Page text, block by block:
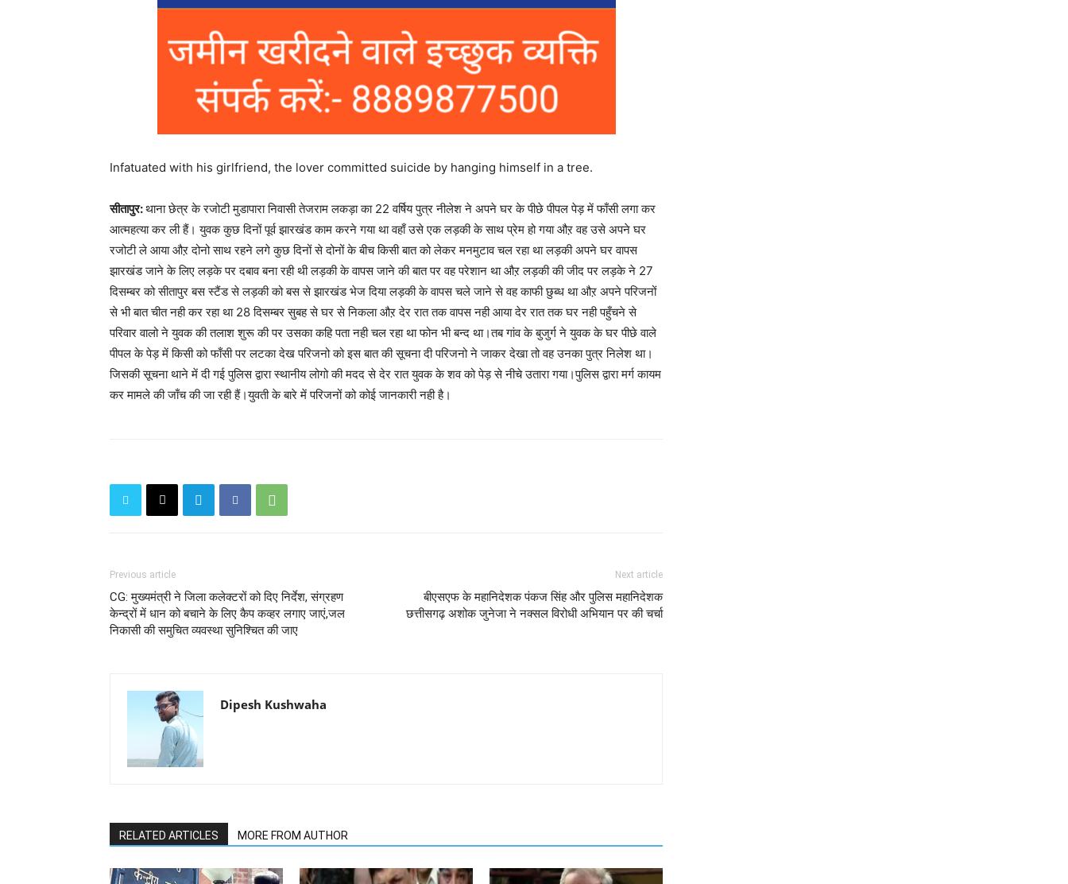
Infatuated with his girlfriend, the lover committed suicide by hanging himself in a tree.
सीतापुर:थाना छेत्र के रजोटी मुडापारा निवासी तेजराम लकड़ा का 22 वर्षिय पुत्र नीलेश ने अपने घर के पीछे पीपल पेड़ में फाँसी लगा कर
आत्महत्या कर ली हैं। युवक कुछ दिनों पूर्व झारखंड काम करने गया था वहाँ उसे एक लड़की के साथ प्रेम हो गया औऱ वह उसे अपने घर
रजोटी ले आया औऱ दोनो साथ रहने लगे कुछ दिनों से दोनों के बीच किसी बात को लेकर मनमुटाव चल रहा था लड़की अपने घर वापस
झारखंड जाने के लिए लड़के पर दबाव बना रही थी लड़की के वापस जाने की बात पर वह परेशान था औऱ लड़की की जीद पर लड़के ने 27
दिसम्बर को सीतापुर बस स्टैंड से लड़की को बस से झारखंड भेज दिया लड़की के वापस चले जाने से वह काफी छुब्ध था औऱ अपने परिजनों
से भी बात चीत नही कर रहा था 28 दिसम्बर सुबह से घर से निकला औऱ देर रात तक वापस नही आया देर रात तक घर नही पहुँचने से
परिवार वालो ने युवक की तलाश शुरू की पर उसका कहि पता नही चल रहा था फोन भी बन्द था।तब गांव के बुजुर्ग ने युवक के घर पीछे वाले
पीपल के पेड़ में किसी को फाँसी पर लटका देख परिजनो को इस बात की सूचना दी परिजनो ने जाकर देखा तो वह उनका पुत्र निलेश था।
जिसकी सूचना थाने में दी गई पुलिस द्वारा स्थानीय लोगो की मदद से देर रात युवक के शव को पेड़ से नीचे उतारा गया।पुलिस द्वारा मर्ग कायम
कर मामले की जाँच की जा रही हैं।युवती के बारे में परिजनों को कोई जानकारी नही है।
Previous article
CG: मुख्यमंत्री ने जिला कलेक्टरों को दिए निर्देश, संग्रहण
केन्द्रों में धान को बचाने के लिए कैप कव्हर लगाए जाएं,जल
निकासी की समुचित व्यवस्था सुनिश्चित की जाए
Next article
बीएसएफ के महानिदेशक पंकज सिंह और पुलिस महानिदेशक
छत्तीसगढ़ अशोक जुनेजा ने नक्सल विरोधी अभियान पर की चर्चा
Dipesh Kushwaha
RELATED ARTICLES MORE FROM AUTHOR